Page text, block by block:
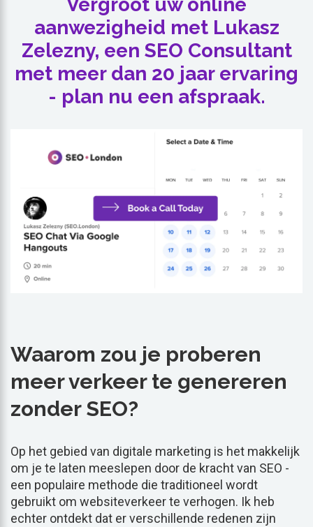
aanwezigheid met Lukasz
Zelezny, een SEO Consultant
met meer dan 20 jaar ervaring
- plan nu een afspraak.
Waarom zou je proberen
meer verkeer te genereren
zonder SEO?
Op het gebied van digitale marketing is het makkelijk
om je te laten meeslepen door de kracht van SEO -
een populaire methode die traditioneel wordt
gebruikt om websiteverkeer te verhogen. Ik heb
echter ontdekt dat er verschillende redenen zijn